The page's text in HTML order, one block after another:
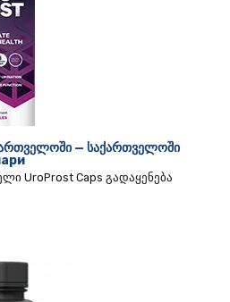
— საქართველოში
UroProst Caps გადაყენება